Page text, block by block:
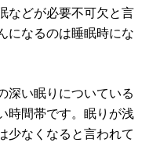
などが必要不可欠と言
になるのは睡眠時にな
深い眠りについている
時間帯です。眠りが浅
少なくなると言われて